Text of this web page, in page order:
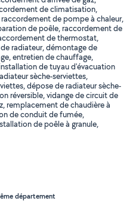
de climatisation,
de pompe à chaleur,
de poêle, raccordement de
de thermostat,
radiateur, démontage de
entretien de chauffage,
de tuyau d'évacuation
sèche-serviettes,
dépose de radiateur sèche-
réversible, vidange de circuit de
remplacement de chaudière à
de conduit de fumée,
de poêle à granule,
département